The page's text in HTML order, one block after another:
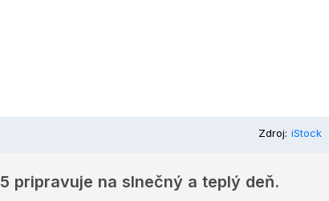
Zdroj: iStock
pripravuje na slnečný a teplý deň.